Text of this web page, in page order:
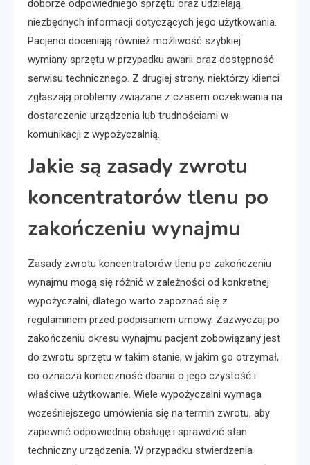
doborze odpowiedniego sprzętu oraz udzielają
niezbędnych informacji dotyczących jego użytkowania.
Pacjenci doceniają również możliwość szybkiej
wymiany sprzętu w przypadku awarii oraz dostępność
serwisu technicznego. Z drugiej strony, niektórzy klienci
zgłaszają problemy związane z czasem oczekiwania na
dostarczenie urządzenia lub trudnościami w
komunikacji z wypożyczalnią.
Jakie są zasady zwrotu
koncentratorów tlenu po
zakończeniu wynajmu
Zasady zwrotu koncentratorów tlenu po zakończeniu
wynajmu mogą się różnić w zależności od konkretnej
wypożyczalni, dlatego warto zapoznać się z
regulaminem przed podpisaniem umowy. Zazwyczaj po
zakończeniu okresu wynajmu pacjent zobowiązany jest
do zwrotu sprzętu w takim stanie, w jakim go otrzymał,
co oznacza konieczność dbania o jego czystość i
właściwe użytkowanie. Wiele wypożyczalni wymaga
wcześniejszego umówienia się na termin zwrotu, aby
zapewnić odpowiednią obsługę i sprawdzić stan
techniczny urządzenia. W przypadku stwierdzenia